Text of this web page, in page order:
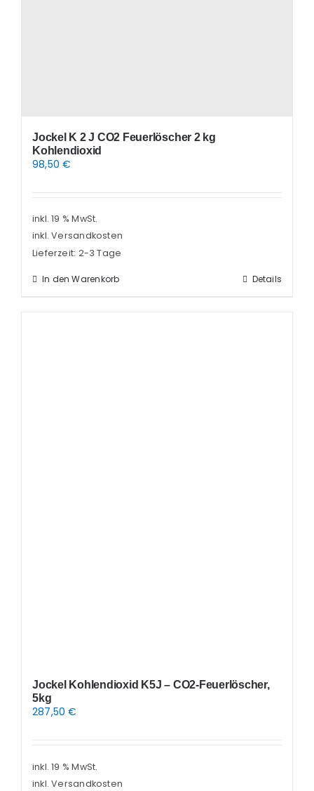
Jockel K 2 J CO2 Feuerlöscher 2 kg
Kohlendioxid
98,50€
inkl. 19 % MwSt.
inkl. Versandkosten
Lieferzeit: 2-3 Tage
In den Warenkorb Details
Jockel Kohlendioxid K5J – CO2-Feuerlöscher,
5kg
287,50€
inkl. 19 % MwSt.
inkl. Versandkosten